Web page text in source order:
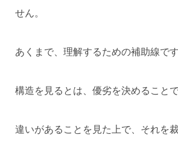
せん。
あくまで、理解するための補助線です
構造を見るとは、優劣を決めること
違いがあることを見た上で、それを